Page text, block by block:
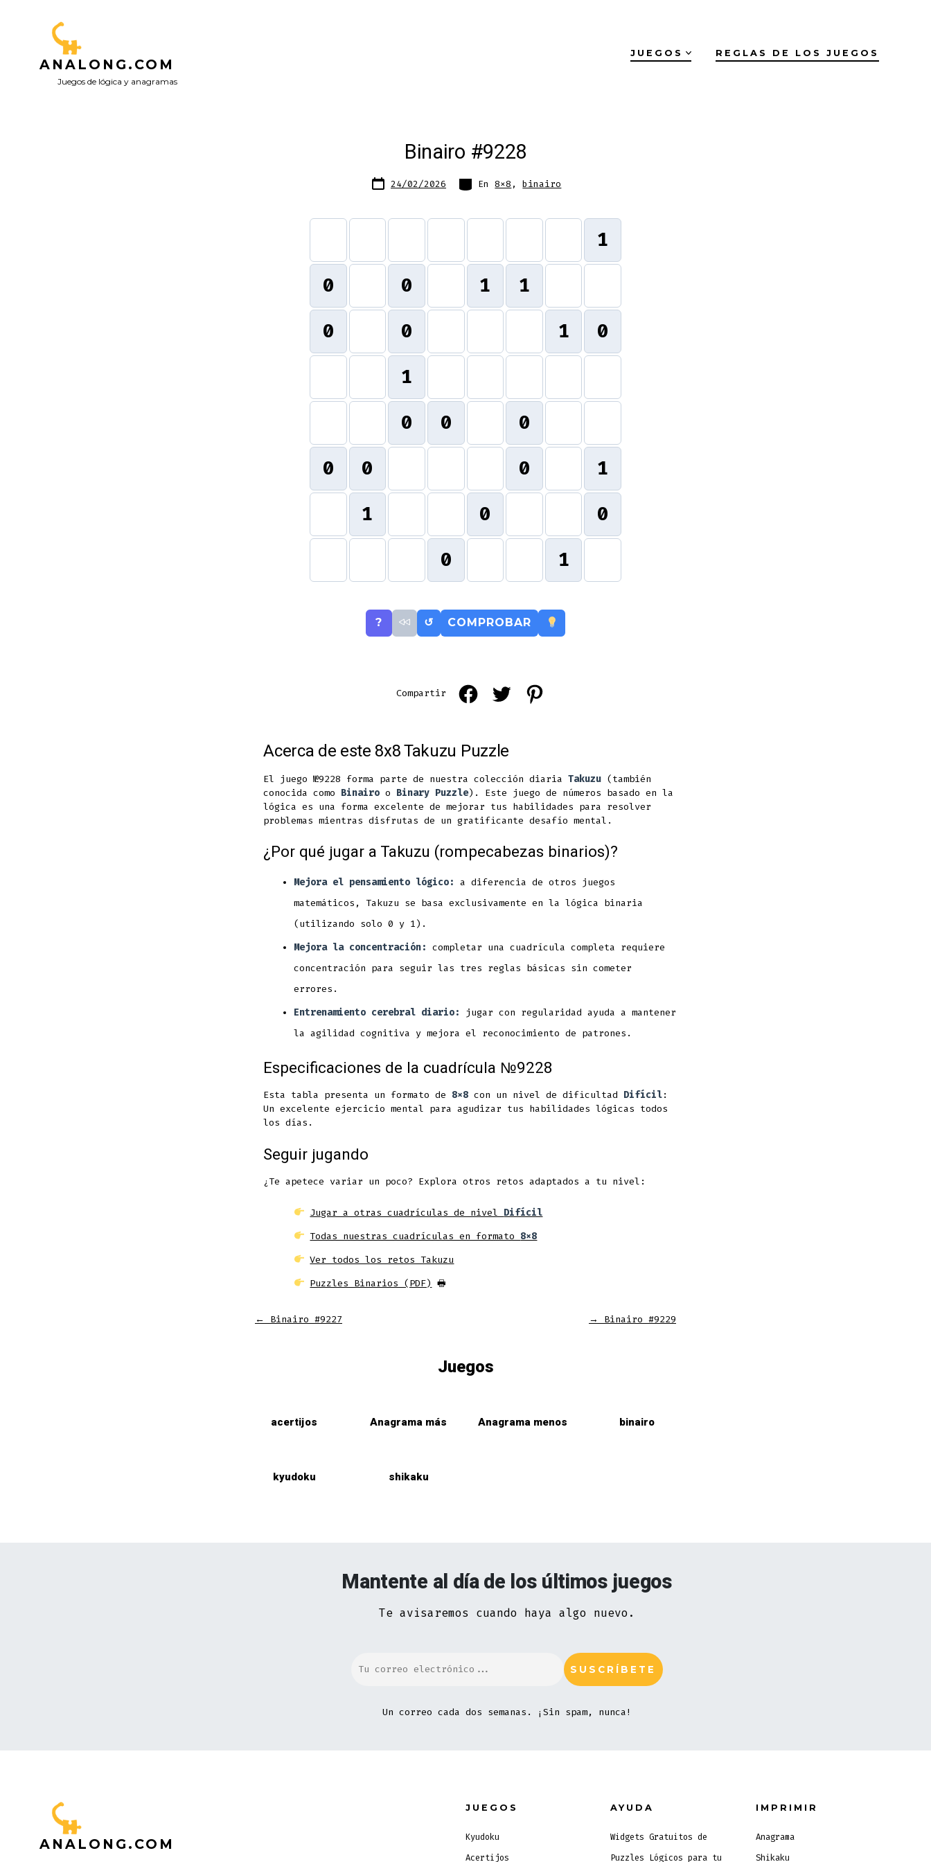
ANALONG.COM
Juegos de lógica y anagramas
JUEGOS REGLAS DE LOS JUEGOS
Binairo #9228
Fecha
de 24/02/2026 Categorías
En8x8 ,binairo
1
0
0 1
1
0
0 1
0
1
0
0
0
0
0 0
1
1
0
0
0
1
? ↺ COMPROBAR
Compartir
Open
a
new
tab
Open
new
tab
new
tab
Acerca de este 8x8 Takuzu Puzzle
El juego №9228 forma parte de nuestra colección diariaTakuzu (también
conocida como Binairo o Binary Puzzle). Este juego de números basado en la
lógica es una forma excelente de mejorar tus habilidades para resolver
problemas mientras disfrutas de un gratificante desafío mental.
¿Por qué jugar a Takuzu (rompecabezas binarios)?
Mejora el pensamiento lógico: a diferencia de otros juegos
matemáticos, Takuzu se basa exclusivamente en la lógica binaria
(utilizando solo 0 y 1).
Mejora la concentración: completar una cuadrícula completa requiere
concentración para seguir las tres reglas básicas sin cometer
errores.
Entrenamiento cerebral diario:
jugar con regularidad ayuda a mantener
la agilidad cognitiva y mejora el reconocimiento de patrones.
Especificaciones de la cuadrícula №9228
Esta tabla presenta un formato de 8x8 con un nivel de dificultad Difícil:
Un excelente ejercicio mental para agudizar tus habilidades lógicas todos
los días.
Seguir jugando
¿Te apetece variar un poco? Explora otros retos adaptados a tu nivel:
Jugar a otras cuadrículas de nivel Difícil
Todas nuestras cuadrículas en formato 8x8
Ver todos los retos Takuzu
Puzzles Binarios (PDF) 🖶
← Binairo #9227 → Binairo #9229
Juegos
acertijos Anagrama más Anagrama menos binairo
kyudoku shikaku
Mantente al día de los últimos juegos
Te avisaremos cuando haya algo nuevo.
Un correo cada dos semanas. ¡Sin spam, nunca!
ANALONG.COM
JUEGOS
Kyudoku
Acertijos
AYUDA
Widgets Gratuitos de
Puzzles Lógicos para tu
IMPRIMIR
Anagrama
Shikaku